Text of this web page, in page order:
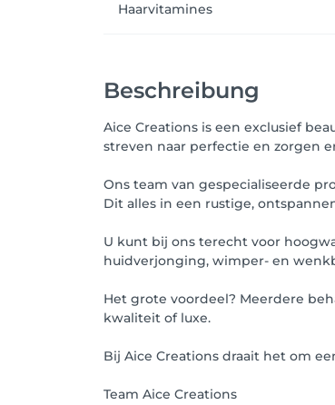
Haarvitamines
Beschreibung
Aice Creations is een exclusief
streven naar perfectie en zorgen
Ons team van gespecialiseerde
Dit alles in een rustige,
U kunt bij ons terecht voor
huidverjonging, wimper- en
Het grote voordeel? Meerdere
kwaliteit of luxe.
Bij Aice Creations draait het om
Team Aice Creations